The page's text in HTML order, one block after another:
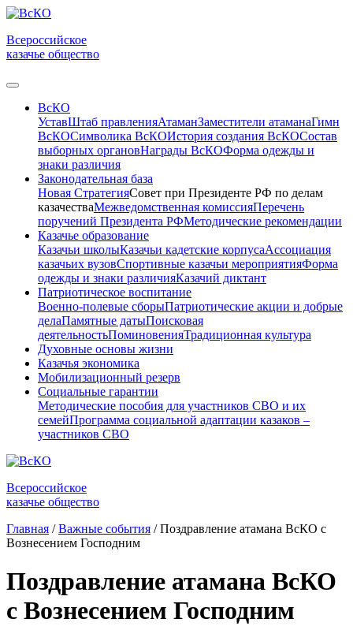
Всероссийское
казачье общество
ВсКО
УставШтаб правленияАтаманЗаместители атаманаГимн
ВсКОСимволика ВсКОИстория создания ВсКОСостав
выборных органовНаграды ВсКОФорма одежды и
знаки различия
Законодательная база
Новая СтратегияСовет при Президенте РФ по делам
казачестваМежведомственная комиссияПеречень
поручений Президента РФМетодические рекомендации
Казачье образование
Казачьи школыКазачьи кадетские корпусаАссоциация
казачьих вузовСпортивные казачьи мероприятияФорма
одежды и знаки различияКазачий диктант
Патриотическое воспитание
Военно-полевые сборыПатриотические акции и добрые
делаПамятные датыПоисковая
деятельностьПоминовенияТрадиционная культура
Духовные основы жизни
Казачья экономика
Мобилизационный резерв
Социальные гарантии
Методические пособия для участников СВО и их
семейПрограмма социальной адаптации казаков –
участников СВО
Всероссийское
казачье общество
Главная / Важные события / Поздравление атамана ВсКО с
Вознесением Господним
Поздравление атамана ВсКО
с Вознесением Господним